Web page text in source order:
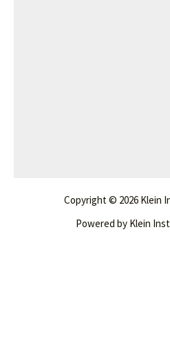
Copyright © 2026 Klein
Powered by Klein